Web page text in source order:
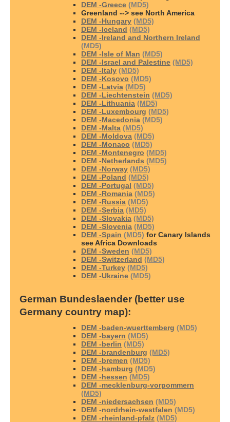
DEM -Greece (MD5)
Greenland --> see North America
DEM -Hungary (MD5)
DEM -Iceland (MD5)
DEM -Ireland and Northern Ireland
(MD5)
DEM -Isle of Man (MD5)
DEM -Israel and Palestine (MD5)
DEM -Italy (MD5)
DEM -Kosovo (MD5)
DEM -Latvia (MD5)
DEM -Liechtenstein (MD5)
DEM -Lithuania (MD5)
DEM -Luxembourg (MD5)
DEM -Macedonia (MD5)
DEM -Malta (MD5)
DEM -Moldova (MD5)
DEM -Monaco (MD5)
DEM -Montenegro (MD5)
DEM -Netherlands (MD5)
DEM -Norway (MD5)
DEM -Poland (MD5)
DEM -Portugal (MD5)
DEM -Romania (MD5)
DEM -Russia (MD5)
DEM -Serbia (MD5)
DEM -Slovakia (MD5)
DEM -Slovenia (MD5)
DEM -Spain (MD5) for Canary Islands
see Africa Downloads
DEM -Sweden (MD5)
DEM -Switzerland (MD5)
DEM -Turkey (MD5)
DEM -Ukraine (MD5)
German Bundeslaender (better use
Germany country map):
DEM -baden-wuerttemberg (MD5)
DEM -bayern (MD5)
DEM -berlin (MD5)
DEM -brandenburg (MD5)
DEM -bremen (MD5)
DEM -hamburg (MD5)
DEM -hessen (MD5)
DEM -mecklenburg-vorpommern
(MD5)
DEM -niedersachsen (MD5)
DEM -nordrhein-westfalen (MD5)
DEM -rheinland-pfalz (MD5)